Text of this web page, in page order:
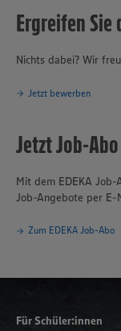
Ergreifen
Nichts dabei? Wir
Jetzt bewerben
Jetzt Job-
Mit dem EDEKA
Job-Angebote per E-
Zum EDEKA Job-Abo
Für Schüler:innen